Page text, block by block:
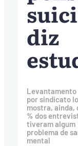
diz
por sindicato
mostra, ainda,
% dos
tiveram algum
problema de
mental